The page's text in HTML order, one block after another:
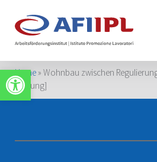
Werkzeugleiste öffnen
Home»Wohnbau zwischen
[Tagung]